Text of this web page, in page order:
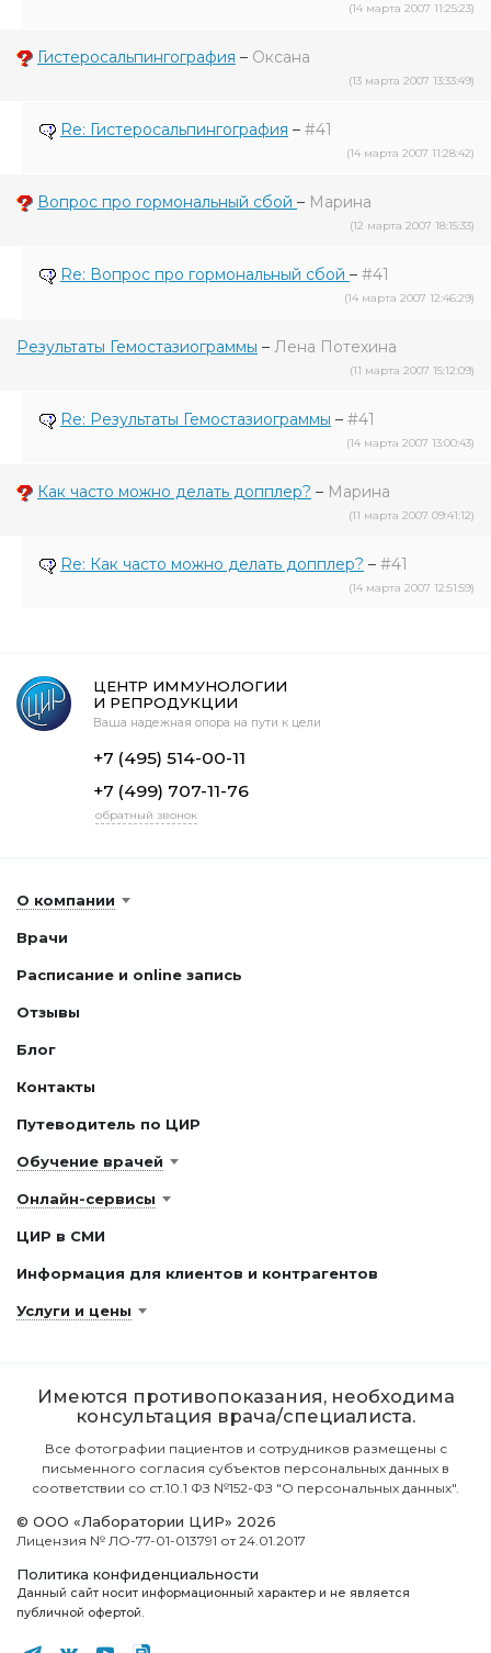
(14 марта 2007 11:25:23)
Гистеросальпингография – Оксана
(13 марта 2007 13:33:49)
Re: Гистеросальпингография – #41
(14 марта 2007 11:28:42)
Вопрос про гормональный сбой – Марина
(12 марта 2007 18:15:33)
Re: Вопрос про гормональный сбой – #41
(14 марта 2007 12:46:29)
Результаты Гемостазиограммы – Лена Потехина
(11 марта 2007 15:12:09)
Re: Результаты Гемостазиограммы – #41
(14 марта 2007 13:00:43)
Как часто можно делать допплер? – Марина
(11 марта 2007 09:41:12)
Re: Как часто можно делать допплер? – #41
(14 марта 2007 12:51:59)
ЦЕНТР ИММУНОЛОГИИ
И РЕПРОДУКЦИИ
Ваша надежная опора на пути к цели
+7 (495) 514-00-11
+7 (499) 707-11-76
обратный звонок
О компании
Врачи
Расписание и online запись
Отзывы
Блог
Контакты
Путеводитель по ЦИР
Обучение врачей
Онлайн-сервисы
ЦИР в СМИ
Информация для клиентов и контрагентов
Услуги и цены
Имеются противопоказания, необходима
консультация врача/специалиста.
Все фотографии пациентов и сотрудников размещены с
письменного согласия субъектов персональных данных в
соответствии со ст.10.1 ФЗ №152-ФЗ "О персональных данных".
© ООО «Лаборатории ЦИР» 2026
Лицензия № ЛО-77-01-013791 от 24.01.2017
Политика конфиденциальности
Данный сайт носит информационный характер и не является
публичной офертой.